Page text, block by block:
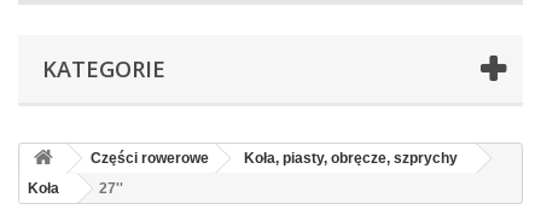
KATEGORIE
Części rowerowe
Koła, piasty, obręcze, szprychy
Koła
27''